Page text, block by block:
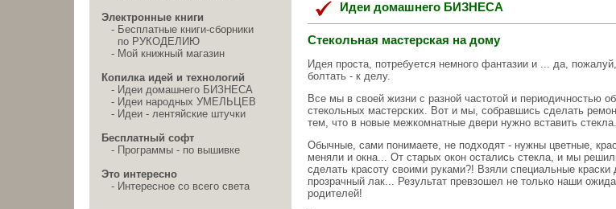
Электронные книги
- Бесплатные книги-сборники
по РУКОДЕЛИЮ
- Мой книжный магазин
Копилка идей и технологий
- Идеи домашнего БИЗНЕСА
- Идеи народных УМЕЛЬЦЕВ
- Идеи - лентяйские штучки
Бесплатный софт
- Программы - по вышивке
Это интересно
- Интересное со всего света
Идеи домашнего БИЗНЕСА
Стекольная мастерская на дому
Идея проста, потребуется немного фантазии и ... да,
болтать - к делу.
Все мы в своей жизни с разной частотой и периодичностью
стекольных мастерских. Вот и мы, собравшись сделать
тем, что в новые межкомнатные двери нужно вставить
Обычные, сами понимаете, не подходят - нужны цветные,
меняли и окна... От старых окон остались стекла, и мы
сделать красоту своими руками?! Взяли специальные краски
прозрачный лак... Результат превзошел не только наши
родителей!